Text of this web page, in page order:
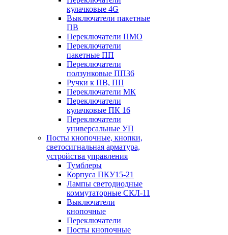
кулачковые 4G
Выключатели пакетные
ПВ
Переключатели ПМО
Переключатели
пакетные ПП
Переключатели
ползунковые ПП36
Ручки к ПВ, ПП
Переключатели МК
Переключатели
кулачковые ПК 16
Переключатели
универсальные УП
Посты кнопочные, кнопки,
светосигнальная арматура,
устройства управления
Тумблеры
Корпуса ПКУ15-21
Лампы светодиодные
коммутаторные СКЛ-11
Выключатели
кнопочные
Переключатели
Посты кнопочные